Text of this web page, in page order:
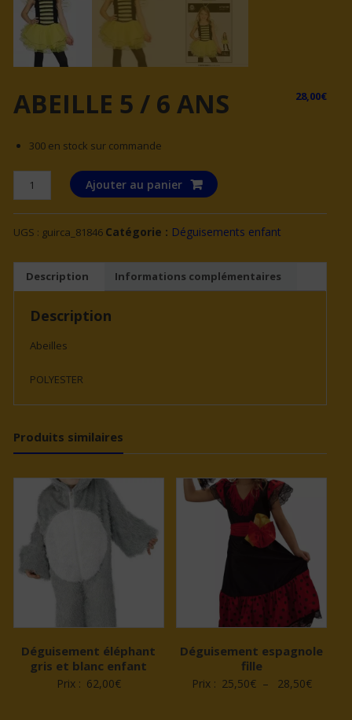
ABEILLE 5 / 6 ANS 28,00€
300 en stock sur commande
quantité
de
ABEILLE
5
Ajouter au panier
UGS : guirca_81846 Catégorie : Déguisements enfant
Description Informations complémentaires
Description
Abeilles
POLYESTER
Produits similaires
Déguisement éléphant
gris et blanc enfant
Prix : 62,00€
Déguisement espagnole
fille
Prix : 25,50€ – 28,50€Plage